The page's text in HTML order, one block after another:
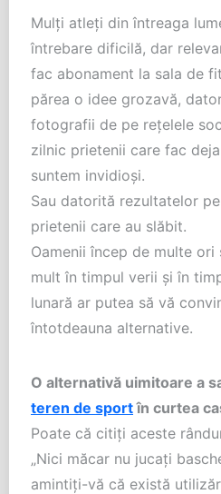
Mulţi atleţi din întreaga
întrebare dificilă, dar
fac abonament la sala de
părea o idee grozavă,
fotografii de pe reţelele
zilnic prietenii care fac
suntem invidioşi.
Sau datorită rezultatelor
prietenii care au slăbit.
Oamenii încep de multe ori
mult în timpul verii şi în
lunară ar putea să vă
întotdeauna alternative.
O alternativă uimitoare a
teren de sportîn curtea
Poate că citiţi aceste
„Nici măcar nu jucaţi
amintiţi-vă că există